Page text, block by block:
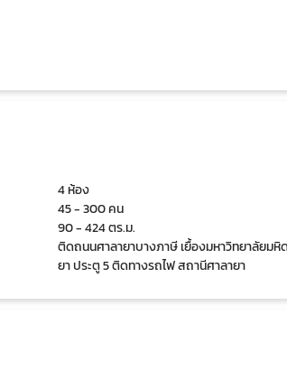
4 ห้อง
45 - 300 คน
90 - 424 ตร.ม.
ติดถนนศาลายาบางภาษี เยื้องมหาวิทยาลัยมหิ
ยา ประตู 5 ติดทางรถไฟ สถานีศาลายา